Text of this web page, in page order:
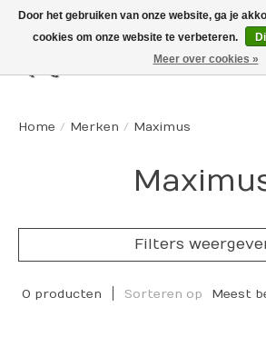
Home / Merken / Maximus
Filters
0 producten Sorteren op Meest
Door het gebruiken van onze website, ga je
cookies om onze website te verbeteren.
Meer over cookies »